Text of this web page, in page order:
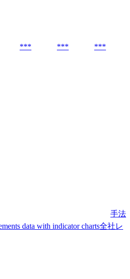
*** *** ***
手法
data with indicator charts全社レ